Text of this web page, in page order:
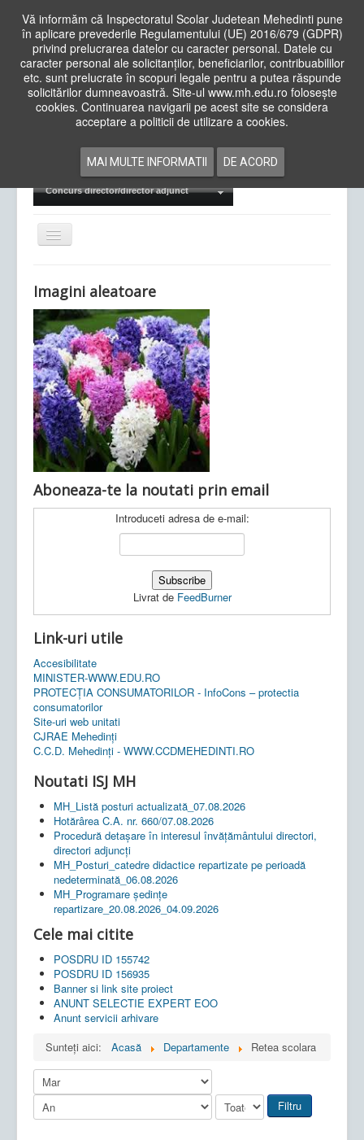
Vă informăm că Inspectoratul Scolar Judetean Mehedinti pune
în aplicare prevederile Regulamentului (UE) 2016/679 (GDPR)
privind prelucrarea datelor cu caracter personal. Datele cu
caracter personal ale solicitanților, beneficiarilor, contribuabililor
etc. sunt prelucrate în scopuri legale pentru a putea răspunde
solicitărilor dumneavoastră. Site-ul www.mh.edu.ro folosește
cookies. Continuarea navigarii pe acest site se considera
acceptare a politicii de utilizare a cookies.
MAI MULTE INFORMATII DE ACORD
Cauta
in
siteAcasa Cadre Didactice
Examene Naționale
Concurs director/director adjunct
Comută
navigarea
Ultimele articole: Vi, 04.11.2022 -
Județean Mehedinți
Imagini aleatoare
Aboneaza-te la noutati prin email
Introduceti adresa de e-mail:
Livrat de FeedBurner
Link-uri utile
Accesibilitate
MINISTER-WWW.EDU.RO
PROTECȚIA CONSUMATORILOR - InfoCons – protectia
consumatorilor
Site-uri web unitati
CJRAE Mehedinți
C.C.D. Mehedinţi - WWW.CCDMEHEDINTI.RO
Noutati ISJ MH
MH_Listă posturi actualizată_07.08.2026
Hotărârea C.A. nr. 660/07.08.2026
Procedură detașare în interesul învățământului directori,
directori adjuncți
MH_Posturi_catedre didactice repartizate pe perioadă
nedeterminată_06.08.2026
MH_Programare ședințe
repartizare_20.08.2026_04.09.2026
Cele mai citite
POSDRU ID 155742
POSDRU ID 156935
Banner si link site proiect
ANUNT SELECTIE EXPERT EOO
Anunt servicii arhivare
Sunteți aici:
Acasă Departamente Retea scolara
Filtru